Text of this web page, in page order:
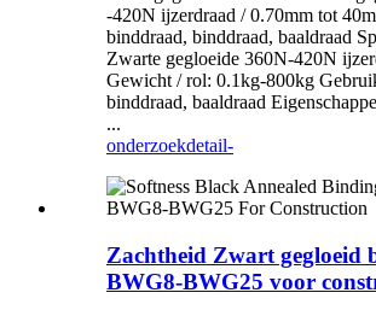
-420N ijzerdraad / 0.70mm tot
binddraad, binddraad, baaldraad
Zwarte gegloeide 360N-420N
Gewicht / rol: 0.1kg-800kg
binddraad, baaldraad
...
onderzoekdetail-
Zachtheid Zwart gegloeid
BWG8-BWG25 voor